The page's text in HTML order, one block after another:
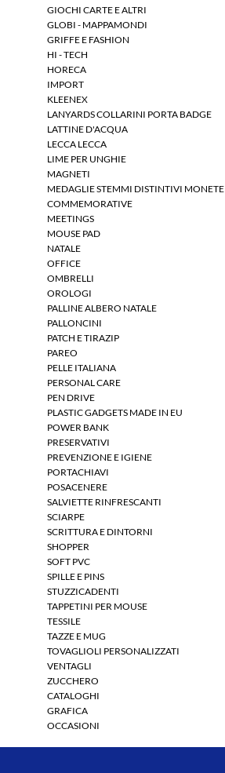
GIOCHI CARTE E ALTRI
GLOBI - MAPPAMONDI
GRIFFE E FASHION
HI - TECH
HORECA
IMPORT
KLEENEX
LANYARDS COLLARINI PORTA BADGE
LATTINE D'ACQUA
LECCA LECCA
LIME PER UNGHIE
MAGNETI
MEDAGLIE STEMMI DISTINTIVI MONETE
COMMEMORATIVE
MEETINGS
MOUSE PAD
NATALE
OFFICE
OMBRELLI
OROLOGI
PALLINE ALBERO NATALE
PALLONCINI
PATCH E TIRAZIP
PAREO
PELLE ITALIANA
PERSONAL CARE
PEN DRIVE
PLASTIC GADGETS MADE IN EU
POWER BANK
PRESERVATIVI
PREVENZIONE E IGIENE
PORTACHIAVI
POSACENERE
SALVIETTE RINFRESCANTI
SCIARPE
SCRITTURA E DINTORNI
SHOPPER
SOFT PVC
SPILLE E PINS
STUZZICADENTI
TAPPETINI PER MOUSE
TESSILE
TAZZE E MUG
TOVAGLIOLI PERSONALIZZATI
VENTAGLI
ZUCCHERO
CATALOGHI
GRAFICA
OCCASIONI